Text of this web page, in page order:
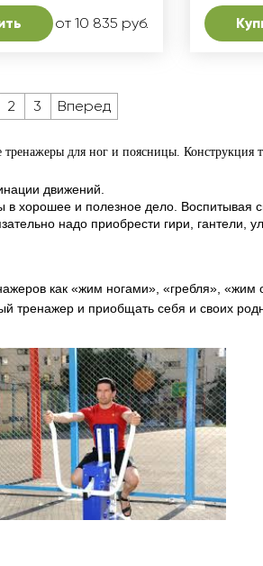
от 10 835 руб.
2 3 Вперед
тренажеры для ног и поясницы. Конструкция
движений.
хорошее и полезное дело. Воспитывая
надо приобрести гири, гантели,
как «жим ногами», «гребля», «жим
тренажер и приобщать себя и своих